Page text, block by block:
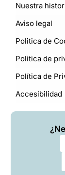
Nuestra
Aviso legal
Politica de
Politica de
Política de
Accesibilidad